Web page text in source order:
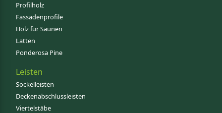
Profilholz
Fassadenprofile
Holz für Saunen
Latten
Ponderosa Pine
Leisten
Sockelleisten
Deckenabschlussleisten
Viertelstäbe